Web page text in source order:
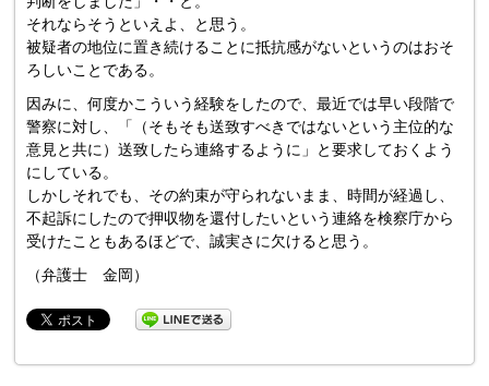
それならそうといえよ、と思う。
被疑者の地位に置き続けることに抵抗感がないというのはおそ
ろしいことである。
因みに、何度かこういう経験をしたので、最近では早い段階で
警察に対し、「（そもそも送致すべきではないという主位的な
意見と共に）送致したら連絡するように」と要求しておくよう
にしている。
しかしそれでも、その約束が守られないまま、時間が経過し、
不起訴にしたので押収物を還付したいという連絡を検察庁から
受けたこともあるほどで、誠実さに欠けると思う。
（弁護士 金岡）